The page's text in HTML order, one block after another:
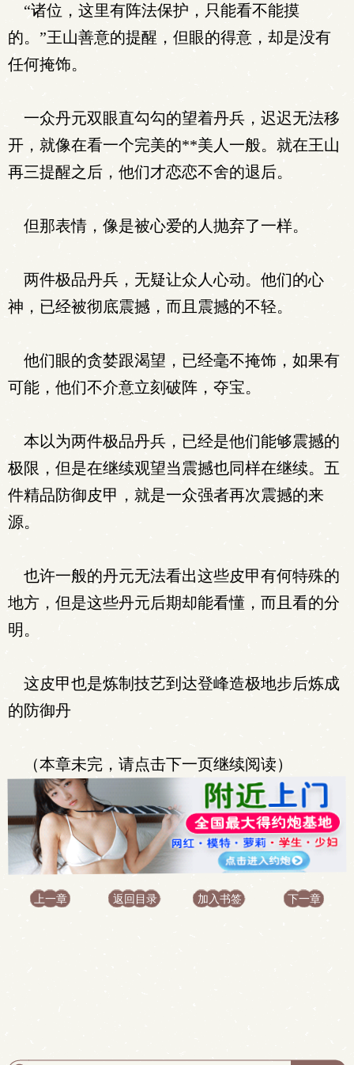
“诸位，这里有阵法保护，只能看不能摸
的。”王山善意的提醒，但眼的得意，却是没有
任何掩饰。
一众丹元双眼直勾勾的望着丹兵，迟迟无法移
开，就像在看一个完美的**美人一般。就在王山
再三提醒之后，他们才恋恋不舍的退后。
但那表情，像是被心爱的人抛弃了一样。
两件极品丹兵，无疑让众人心动。他们的心
神，已经被彻底震撼，而且震撼的不轻。
他们眼的贪婪跟渴望，已经毫不掩饰，如果有
可能，他们不介意立刻破阵，夺宝。
本以为两件极品丹兵，已经是他们能够震撼的
极限，但是在继续观望当震撼也同样在继续。五
件精品防御皮甲，就是一众强者再次震撼的来
源。
也许一般的丹元无法看出这些皮甲有何特殊的
地方，但是这些丹元后期却能看懂，而且看的分
明。
这皮甲也是炼制技艺到达登峰造极地步后炼成
的防御丹
（本章未完，请点击下一页继续阅读）
上一章 返回目录 加入书签 下一章